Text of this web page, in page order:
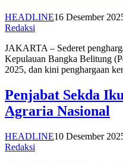
HEADLINE16 Desember
Redaksi
JAKARTA – Sederet
Kepulauan Bangka Belitung
2025, dan kini penghargaan
Penjabat Sekda
Agraria Nasional
HEADLINE10 Desember
Redaksi